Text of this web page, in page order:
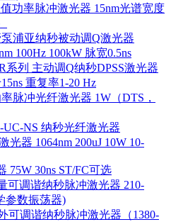
功率脉冲激光器 15nm光谱宽度
浦亚纳秒被动调Q激光器
100Hz 100kW 脉宽0.5ns
系列 主动调Q纳秒DPSS激光器
重复率1-20 Hz
脉冲光纤激光器 1W（DTS，
UC-NS 纳秒光纤激光器
光器 1064nm 200uJ 10W 10-
75W 30ns ST/FC可选
可调谐纳秒脉冲激光器 210-
参数振荡器)
可调谐纳秒脉冲激光器（1380-